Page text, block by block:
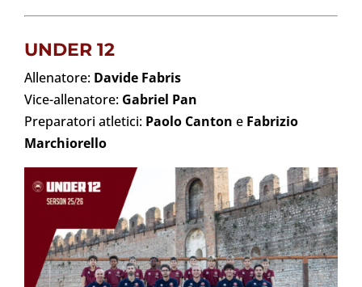
UNDER 12
Allenatore: Davide Fabris
Vice-allenatore: Gabriel Pan
Preparatori atletici: Paolo Canton e Fabrizio
Marchiorello